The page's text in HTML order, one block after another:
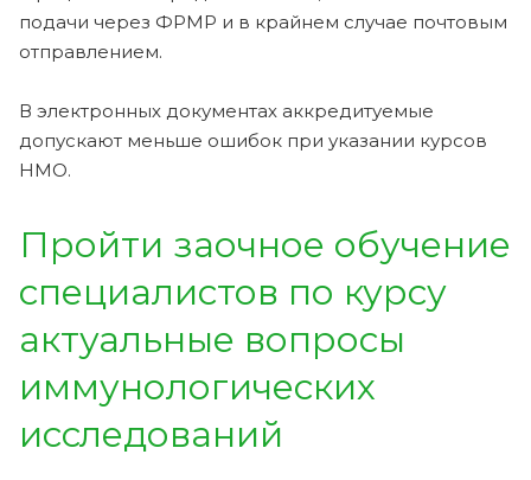
подачи через ФРМР и в крайнем случае почтовым
отправлением.
В электронных документах аккредитуемые
допускают меньше ошибок при указании курсов
НМО.
Пройти заочное обучение
специалистов по курсу
актуальные вопросы
иммунологических
исследований